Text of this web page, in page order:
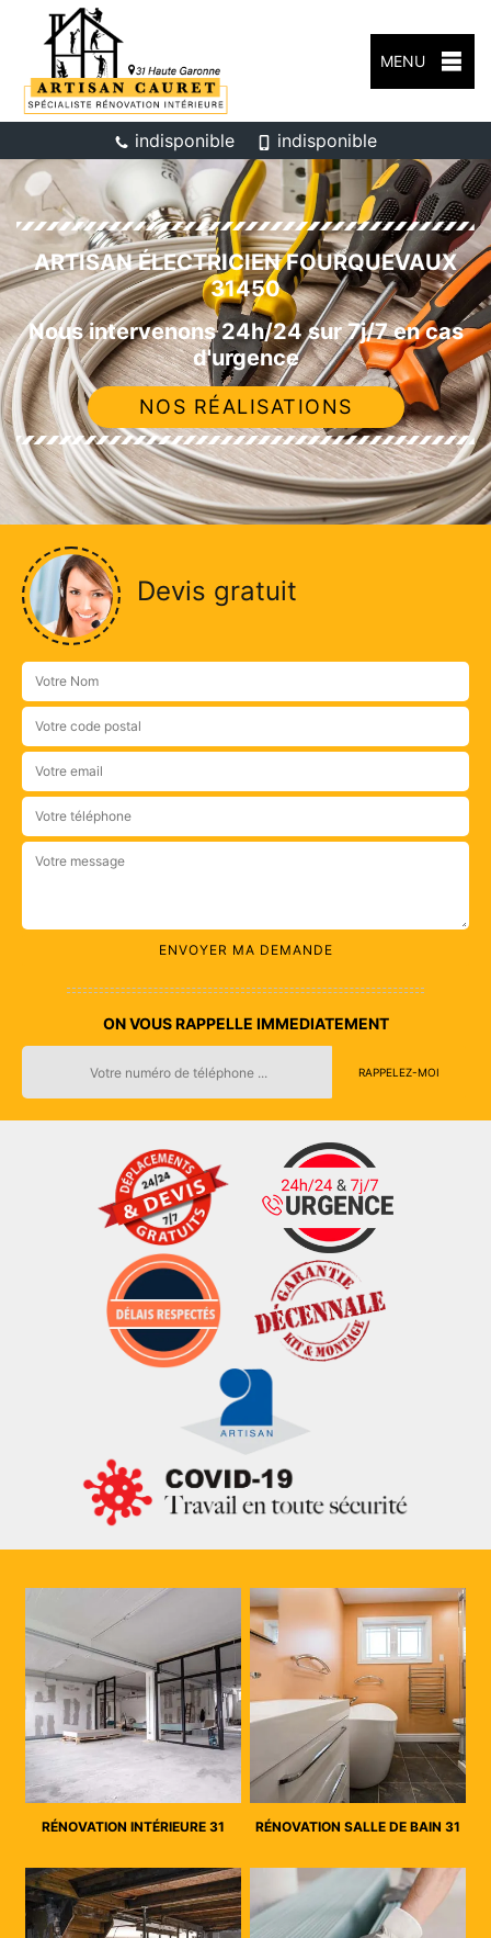
MENU
indisponible indisponible
ARTISAN ÉLECTRICIEN FOURQUEVAUX
31450
Nous intervenons 24h/24 sur 7j/7 en cas
d'urgence
NOS RÉALISATIONS
Devis gratuit
ON VOUS RAPPELLE IMMEDIATEMENT
RÉNOVATION INTÉRIEURE 31 RÉNOVATION SALLE DE BAIN 31